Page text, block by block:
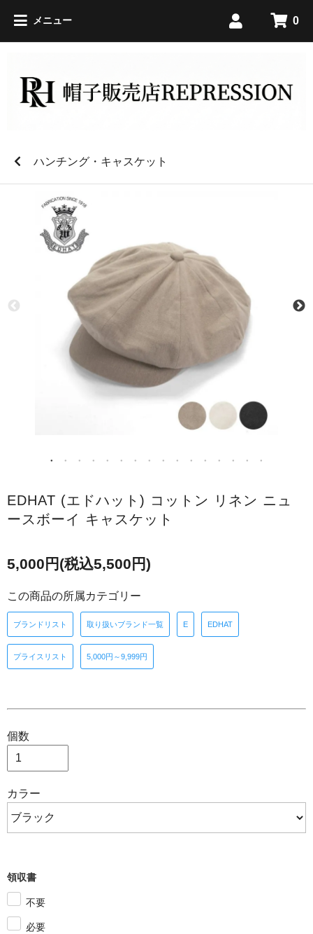
メニュー 0
ハンチング・キャスケット
EDHAT (エドハット) コットン リネン ニュ
ースボーイ キャスケット
5,000円(税込5,500円)
この商品の所属カテゴリー
ブランドリスト 取り扱いブランド一覧 E EDHAT
プライスリスト 5,000円～9,999円
個数
カラー
領収書
不要
必要